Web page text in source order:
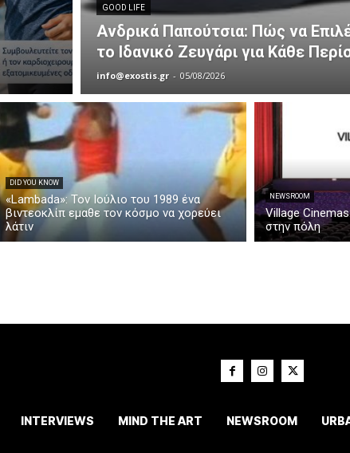
GOOD LIFE
Ανδρικά Παπούτσια: Πώς να
το Ιδανικό Ζευγάρι για Κάθε
info@exostis.gr - 05/08/2026
DID YOU KNOW
«Lambada»: Τον Ιούλιο του 1989 ένα
βιντεοκλίπ εμαθε τον κόσμο να χορεύει
λάτιν
NEWSROOM
Village
στην πόλη
INTERVIEWS MIND THE ART NEWSROOM